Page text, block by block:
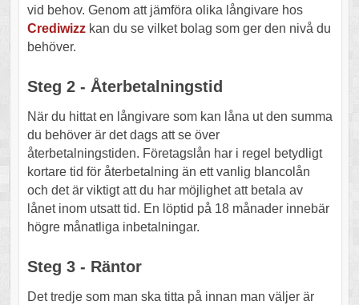
vid behov. Genom att jämföra olika långivare hos
Crediwizzkan du se vilket bolag som ger den nivå du
behöver.
Steg 2 - Återbetalningstid
När du hittat en långivare som kan låna ut den summa
du behöver är det dags att se över
återbetalningstiden. Företagslån har i regel betydligt
kortare tid för återbetalning än ett vanlig blancolån
och det är viktigt att du har möjlighet att betala av
lånet inom utsatt tid. En löptid på 18 månader innebär
högre månatliga inbetalningar.
Steg 3 - Räntor
Det tredje som man ska titta på innan man väljer är